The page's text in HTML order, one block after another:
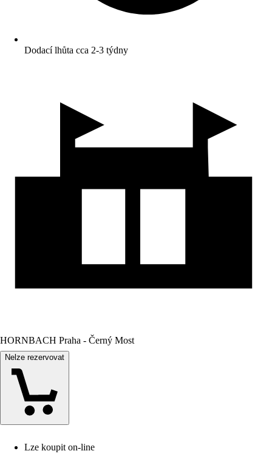
Dodací lhůta cca 2-3 týdny
HORNBACH Praha - Černý Most
Nelze rezervovat
Lze koupit on-line